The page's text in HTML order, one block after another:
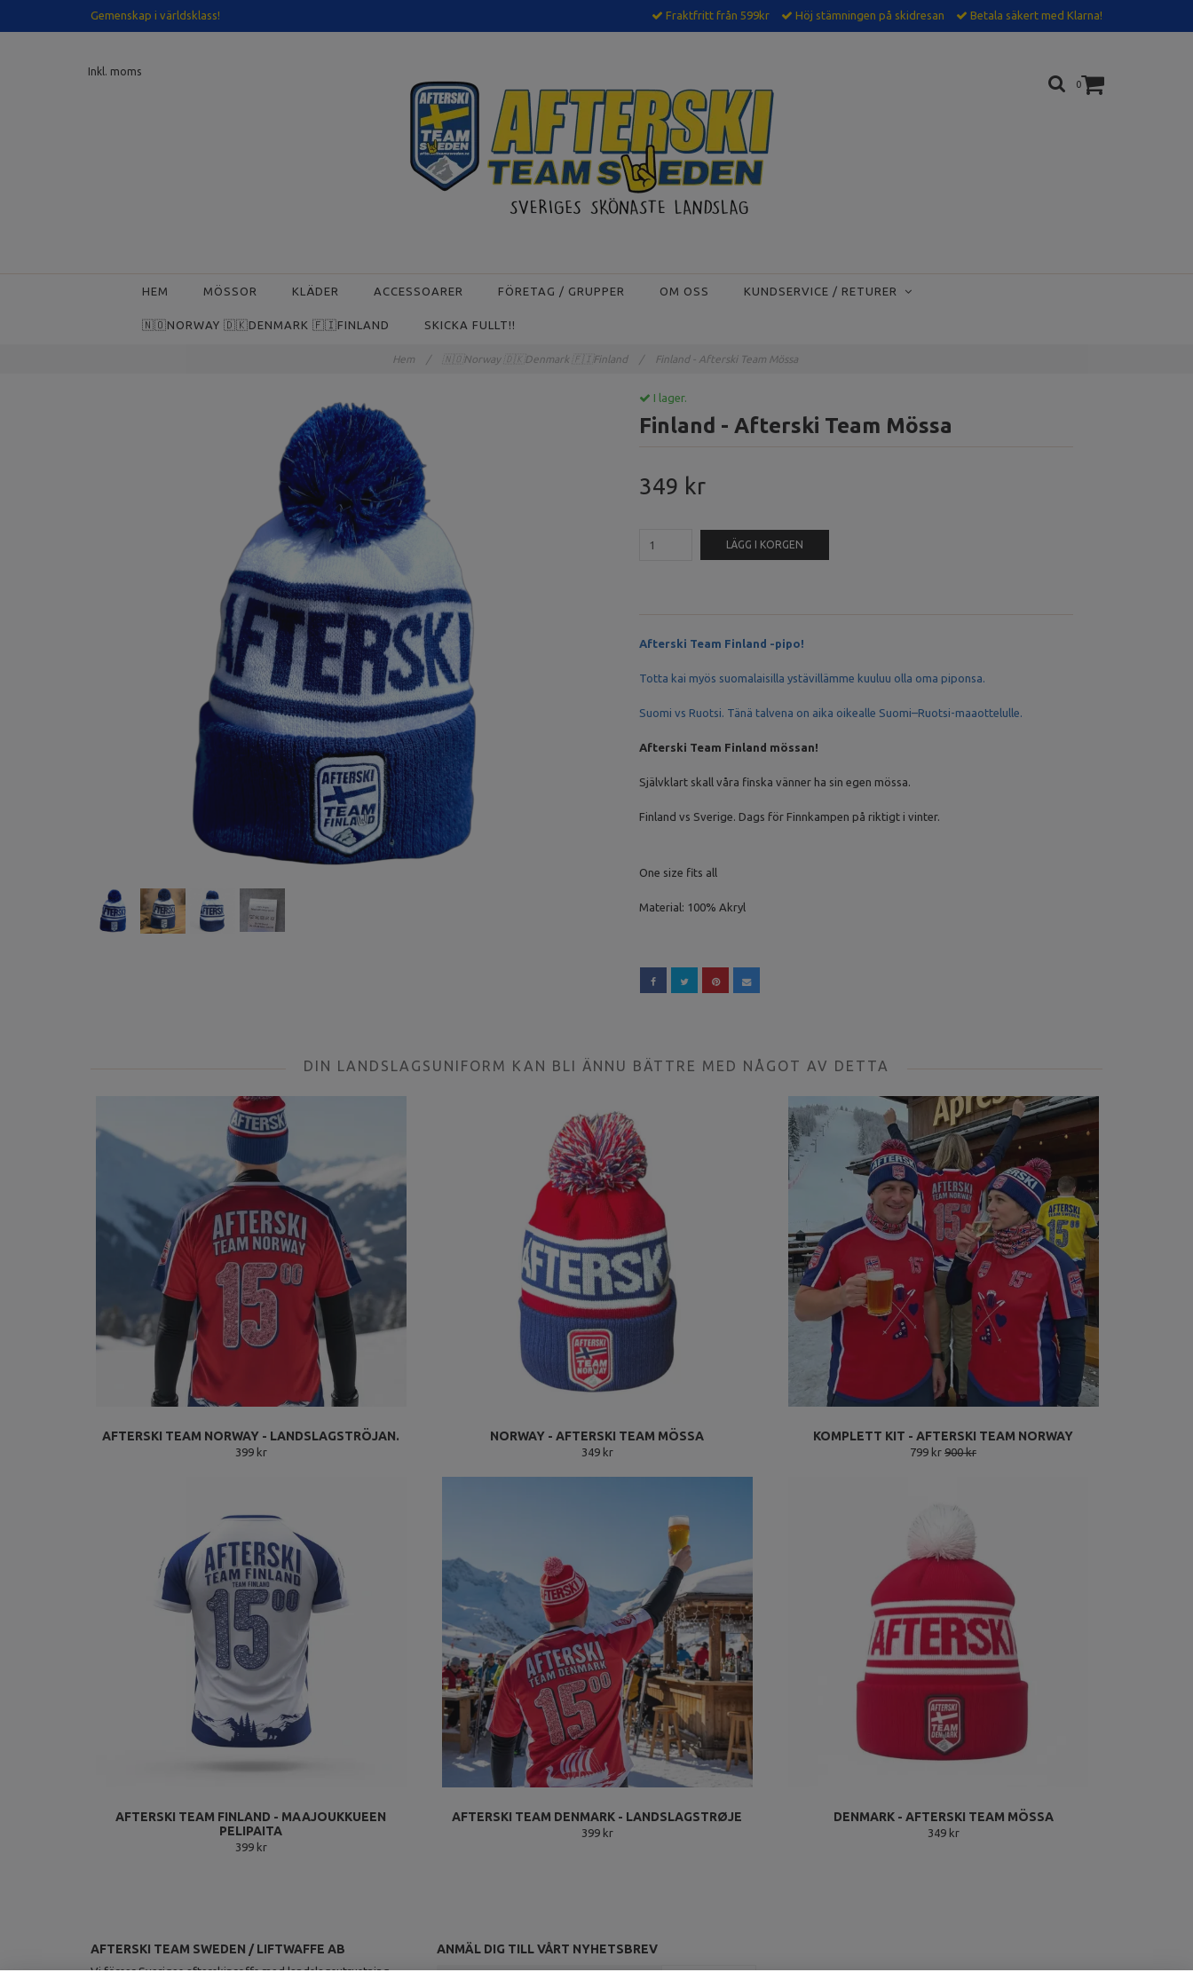
Gemenskap i världsklass! Fraktfritt från 599kr Höj stämningen på skidresan Betala säkert med Klarna!
0
Inkl. moms
HEM MÖSSOR KLÄDER ACCESSOARER FÖRETAG / GRUPPER OM OSS KUNDSERVICE / RETURER
🇳🇴NORWAY 🇩🇰DENMARK 🇫🇮FINLAND SKICKA FULLT!!
Hem / 🇳🇴Norway 🇩🇰Denmark 🇫🇮Finland / Finland - Afterski Team Mössa
I lager.
Finland - Afterski Team Mössa
349 kr
LÄGG I KORGEN
Afterski Team Finland -pipo!
Totta kai myös suomalaisilla ystävillämme kuuluu olla oma piponsa.
Suomi vs Ruotsi. Tänä talvena on aika oikealle Suomi–Ruotsi-maaottelulle.
Afterski Team Finland mössan!
Självklart skall våra finska vänner ha sin egen mössa.
Finland vs Sverige. Dags för Finnkampen på riktigt i vinter.
One size fits all
Material: 100% Akryl
DIN LANDSLAGSUNIFORM KAN BLI ÄNNU BÄTTRE MED NÅGOT AV DETTA
AFTERSKI TEAM NORWAY - LANDSLAGSTRÖJAN.
399 kr
NORWAY - AFTERSKI TEAM MÖSSA
349 kr
KOMPLETT KIT - AFTERSKI TEAM NORWAY
799 kr 900 kr
AFTERSKI TEAM FINLAND - MAAJOUKKUEEN
PELIPAITA
399 kr
AFTERSKI TEAM DENMARK - LANDSLAGSTRØJE
399 kr
DENMARK - AFTERSKI TEAM MÖSSA
349 kr
AFTERSKI TEAM SWEDEN / LIFTWAFFE AB
Vi förser Sveriges afterskiproffs med landslagsutrustning.
ANMÄL DIG TILL VÅRT NYHETSBREV